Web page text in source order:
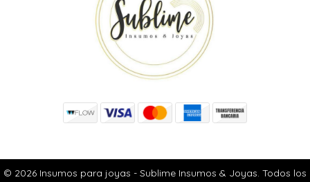
© 2026 Insumos para joyas - Sublime Insumos & Joyas. Todos los